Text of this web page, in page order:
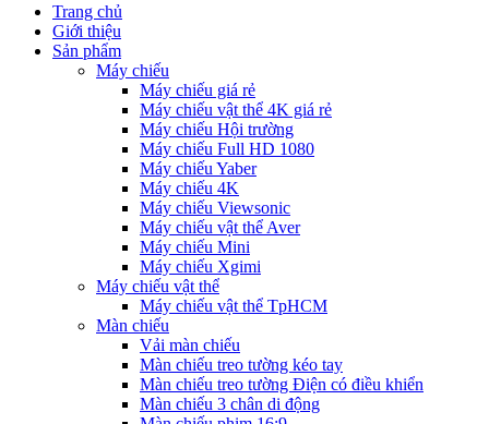
Trang chủ
Giới thiệu
Sản phẩm
Máy chiếu
Máy chiếu giá rẻ
Máy chiếu vật thể 4K giá rẻ
Máy chiếu Hội trường
Máy chiếu Full HD 1080
Máy chiếu Yaber
Máy chiếu 4K
Máy chiếu Viewsonic
Máy chiếu vật thể Aver
Máy chiếu Mini
Máy chiếu Xgimi
Máy chiếu vật thể
Máy chiếu vật thể TpHCM
Màn chiếu
Vải màn chiếu
Màn chiếu treo tường kéo tay
Màn chiếu treo tường Điện có điều khiển
Màn chiếu 3 chân di động